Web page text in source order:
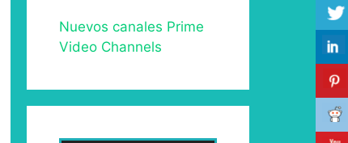
Nuevos canales Prime
Video Channels